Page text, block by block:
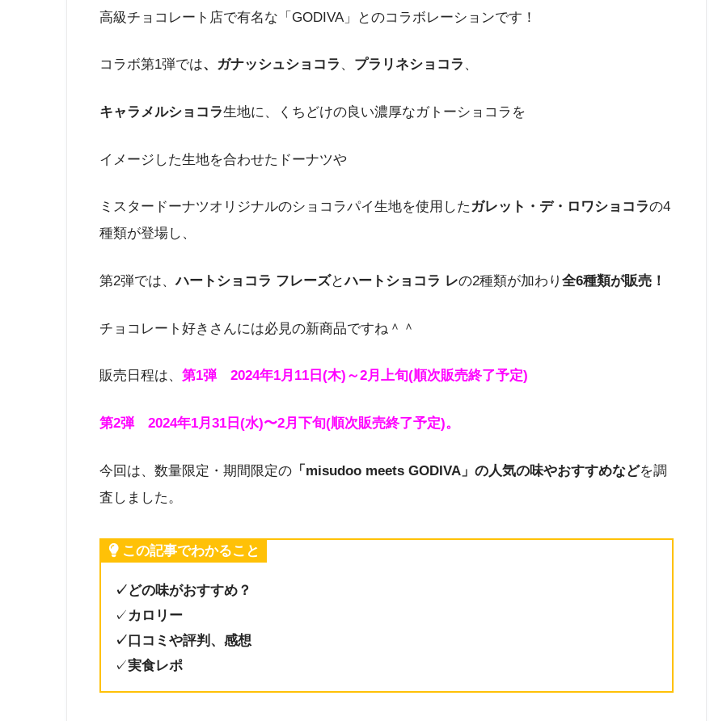
高級チョコレート店で有名な「GODIVA」とのコラボレーションです！
コラボ第1弾では、ガナッシュショコラ 、 プラリネショコラ 、
キャラメルショコラ生地に、くちどけの良い濃厚なガトーショコラを
イメージした生地を合わせたドーナツや
ミスタードーナツオリジナルのショコラパイ生地を使用した ガレット・デ・ロワショコラの4
種類が登場し、
第2弾では、ハートショコラ フレーズとハートショコラ レの2種類が加わり 全6種類が販売！
チョコレート好きさんには必見の新商品ですね＾＾
販売日程は、 第1弾 2024年1月11日(木)～2月上旬(順次販売終了予定)
第2弾 2024年1月31日(水)〜2月下旬(順次販売終了予定)。
今回は、数量限定・期間限定の 「misudoo meets GODIVA」の人気の味やおすすめなどを調
査しました。
この記事でわかること
✓どの味がおすすめ？
✓ カロリー
✓口コミや評判、感想
✓実食レポ